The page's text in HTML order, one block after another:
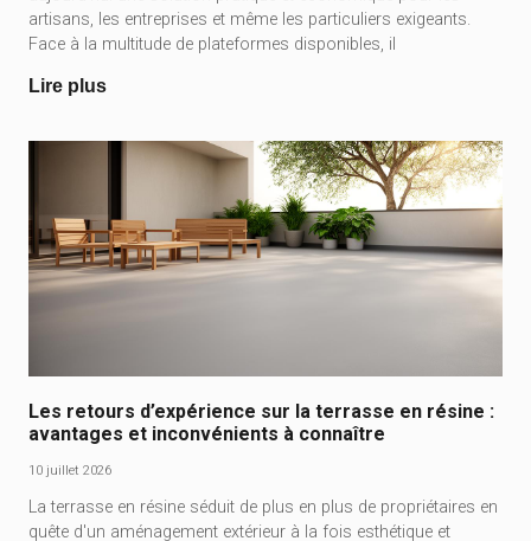
artisans, les entreprises et même les particuliers exigeants.
Face à la multitude de plateformes disponibles, il
Lire plus
Les retours d’expérience sur la terrasse en résine :
avantages et inconvénients à connaître
10 juillet 2026
La terrasse en résine séduit de plus en plus de propriétaires en
quête d'un aménagement extérieur à la fois esthétique et